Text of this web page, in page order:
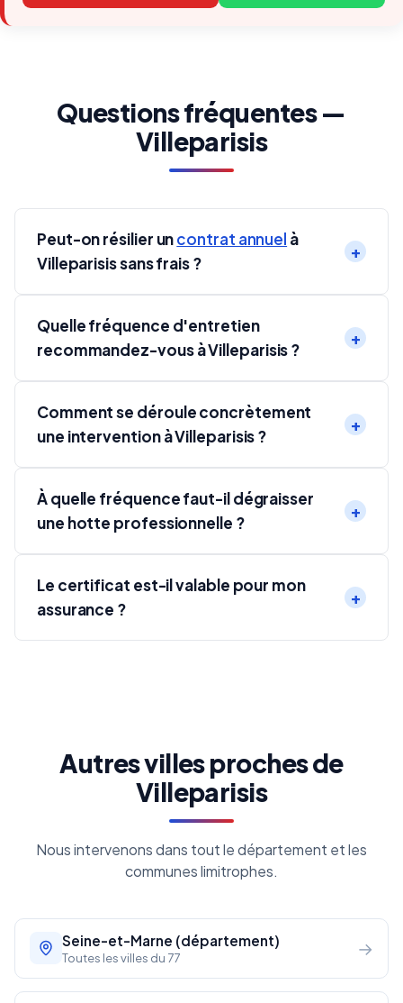
Questions fréquentes —
Villeparisis
Peut-on résilier uncontrat annuel à
Villeparisis sans frais ?
Quelle fréquence d'entretien
recommandez-vous à Villeparisis ?
Comment se déroule concrètement
une intervention à Villeparisis ?
À quelle fréquence faut-il dégraisser
une hotte professionnelle ?
Le certificat est-il valable pour mon
assurance ?
Autres villes proches de
Villeparisis
Nous intervenons dans tout le département et les
communes limitrophes.
Seine-et-Marne (département)
Toutes les villes du 77 →